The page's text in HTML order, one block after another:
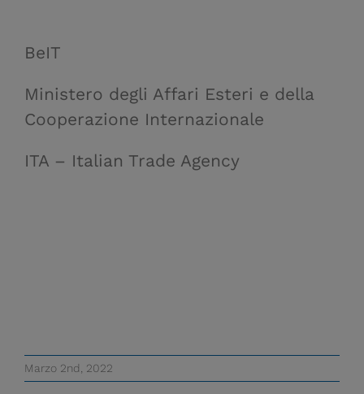
BeIT
Ministero degli Affari Esteri e della
Cooperazione Internazionale
ITA – Italian Trade Agency
Marzo 2nd, 2022